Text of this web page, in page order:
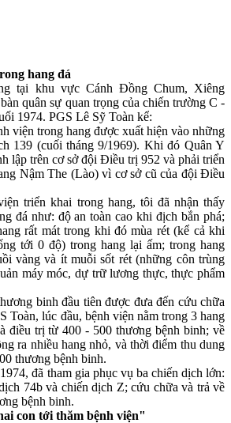
hang đá
tại khu vực Cánh Đồng Chum, Xiêng
quân sự quan trọng của chiến trường C -
1974. PGS Lê Sỹ Toàn kể:
viện trong hang được xuất hiện vào những
139 (cuối tháng 9/1969). Khi đó Quân Y
lập trên cơ sở đội Điều trị 952 và phải triển
Nậm The (Lào) vì cơ sở cũ của đội Điều
triển khai trong hang, tôi đã nhận thấy
đá như: độ an toàn cao khi địch bắn phá;
rất mát trong khi đó mùa rét (kể cả khi
tới 0 độ) trong hang lại ấm; trong hang
vàng và ít muỗi sốt rét (những côn trùng
máy móc, dự trữ lương thực, thực phẩm
binh đầu tiên được đưa đến cứu chữa
Toàn, lúc đầu, bệnh viện nằm trong 3 hang
điều trị từ 400 - 500 thương bệnh binh; về
ra nhiều hang nhỏ, và thời điểm thu dung
thương bệnh binh.
đã tham gia phục vụ ba chiến dịch lớn:
74b và chiến dịch Z; cứu chữa và trả về
bệnh binh.
con tới thăm bệnh viện"